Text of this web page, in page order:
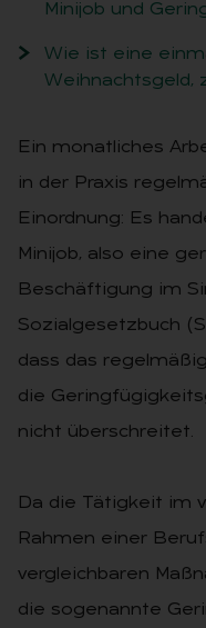
Minijob und
Wie ist eine
Weihnachtsgeld,
Ein monatliches
in der Praxis
Einordnung: Es
Minijob, also eine
Beschäftigung im
Sozialgesetzbuch
dass das
die
nicht überschreitet.
Da die Tätigkeit im
Rahmen einer
vergleichbaren
die sogenannte